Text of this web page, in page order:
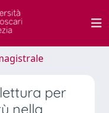
per
nella